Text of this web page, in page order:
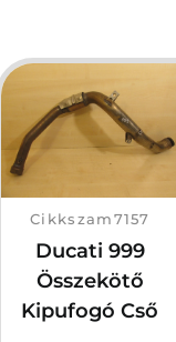
Cikkszam7157
Ducati 999
Összekötő
Kipufogó Cső